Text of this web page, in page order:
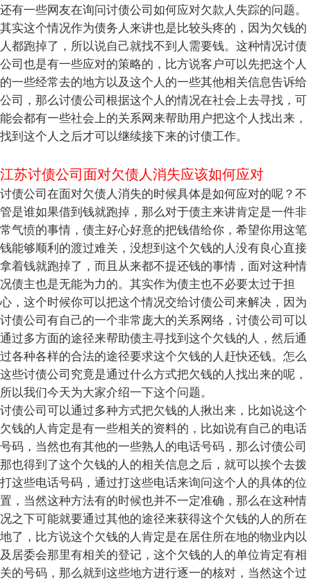
还有一些网友在询问讨债公司如何应对欠款人失踪的问题。
其实这个情况作为债务人来讲也是比较头疼的，因为欠钱的
人都跑掉了，所以说自己就找不到人需要钱。这种情况讨债
公司也是有一些应对的策略的，比方说客户可以先把这个人
的一些经常去的地方以及这个人的一些其他相关信息告诉给
公司，那么讨债公司根据这个人的情况在社会上去寻找，可
能会都有一些社会上的关系网来帮助用户把这个人找出来，
找到这个人之后才可以继续接下来的讨债工作。
江苏讨债公司面对欠债人消失应该如何应对
讨债公司在面对欠债人消失的时候具体是如何应对的呢？不
管是谁如果借到钱就跑掉，那么对于债主来讲肯定是一件非
常气愤的事情，债主好心好意的把钱借给你，希望你用这笔
钱能够顺利的渡过难关，没想到这个欠钱的人没有良心直接
拿着钱就跑掉了，而且从来都不提还钱的事情，面对这种情
况债主也是无能为力的。其实作为债主也不必要太过于担
心，这个时候你可以把这个情况交给讨债公司来解决，因为
讨债公司有自己的一个非常庞大的关系网络，讨债公司可以
通过多方面的途径来帮助债主寻找到这个欠钱的人，然后通
过各种各样的合法的途径要求这个欠钱的人赶快还钱。怎么
这些讨债公司究竟是通过什么方式把欠钱的人找出来的呢，
所以我们今天为大家介绍一下这个问题。
讨债公司可以通过多种方式把欠钱的人揪出来，比如说这个
欠钱的人肯定是有一些相关的资料的，比如说有自己的电话
号码，当然也有其他的一些熟人的电话号码，那么讨债公司
那也得到了这个欠钱的人的相关信息之后，就可以挨个去拨
打这些电话号码，通过打这些电话来询问这个人的具体的位
置，当然这种方法有的时候也并不一定准确，那么在这种情
况之下可能就要通过其他的途径来获得这个欠钱的人的所在
地了，比方说这个欠钱的人肯定是在居住所在地的物业内以
及居委会那里有相关的登记，这个欠钱的人的单位肯定有相
关的号码，那么就到这些地方进行逐一的核对，当然这个过